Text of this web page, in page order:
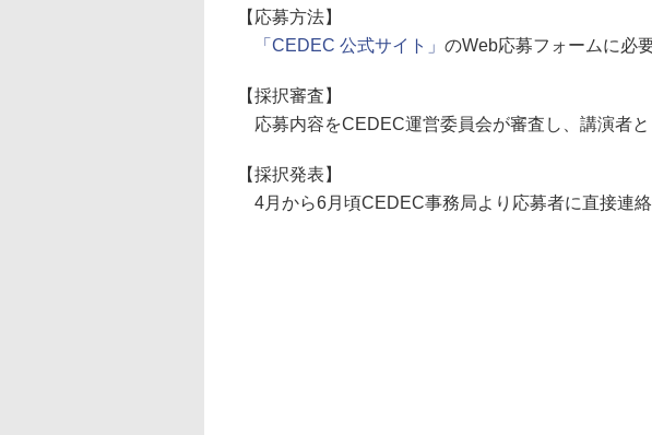
【応募方法】
「CEDEC 公式サイト」 のWeb応募フォームに必
【採択審査】
応募内容をCEDEC運営委員会が審査し、講演者と
【採択発表】
4月から6月頃CEDEC事務局より応募者に直接連絡